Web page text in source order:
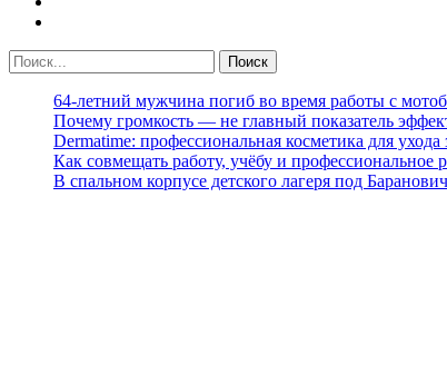
64-летний мужчина погиб во время работы с
Почему громкость — не главный показатель
Dermatime: профессиональная косметика для
Как совмещать работу, учёбу и профессиональное
В спальном корпусе детского лагеря под